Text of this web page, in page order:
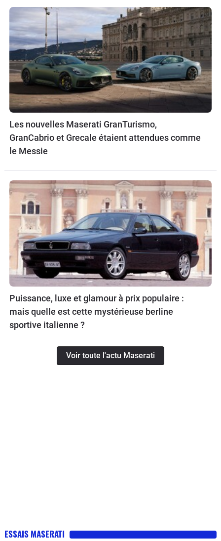
Les nouvelles Maserati GranTurismo,
GranCabrio et Grecale étaient attendues comme
le Messie
Puissance, luxe et glamour à prix populaire :
mais quelle est cette mystérieuse berline
sportive italienne ?
Voir toute l'actu Maserati
ESSAIS MASERATI